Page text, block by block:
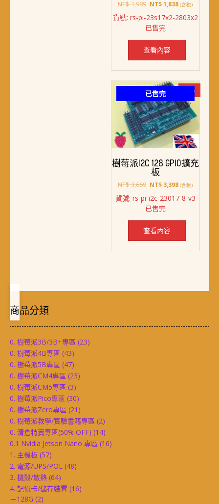
NT$1,989 原
價
格：
NT$ 1,989。
NT$1,838目
價
NT$ 1,838。
(含稅)
貨號: rs-pi-23s17x2-2803x2
已售完
查看內容
已售完 -7%
樹莓派I2C 128 GPIO擴充
板
NT$3,669 原
價
格：
NT$ 3,669。
NT$ 3,398目
價
NT$ 3,398。
(含稅)
貨號: rs-pi-i2c-23017-8-v3
已售完
查看內容
商品分類
0. 樹莓派3B/3B+專區 (23)
0. 樹莓派4B專區 (43)
0. 樹莓派5B專區 (47)
0. 樹莓派CM4專區 (23)
0. 樹莓派CM5專區 (3)
0. 樹莓派Pico專區 (30)
0. 樹莓派Zero專區 (21)
0. 樹莓派教學/實驗書籍專區 (2)
0. 清倉特賣專區(50% OFF) (14)
0.1 Nvidia Jetson Nano 專區 (16)
1. 主機板 (57)
2. 電源/UPS/POE (48)
3. 機殼/散熱 (64)
4. 記憶卡/儲存裝置 (16)
－128G (2)